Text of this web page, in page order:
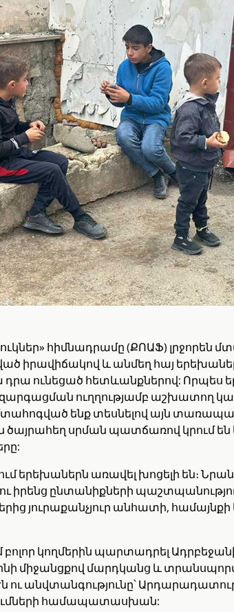
հիմնադրամը (ՔՈԱՖ) լրջորեն
իրավիճակով և անմեղ հայ
դրա ունեցած հետևանքներով: Որպես
ուղղությամբ աշխատող
ենք տեսնելով այն
սրման պատճառով կրում են
երեխաներն առավել խոցելի են։
ու իրենց ընտանիքների
յուրաքանչյուր անհատի,
բոլոր կողմերին պարտադրել
միջանցքով մարդկանց և
անվտանգությունը՝
համապատասխան: